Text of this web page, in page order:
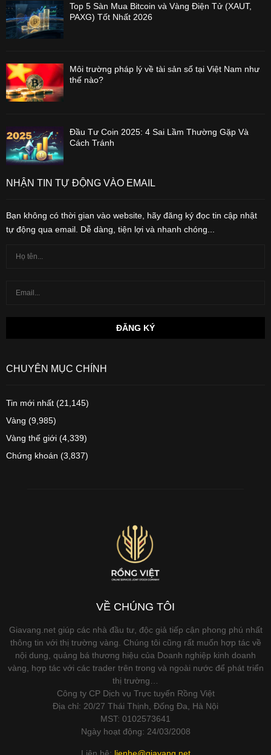
Top 5 Sàn Mua Bitcoin và Vàng Điện Tử (XAUT,
PAXG) Tốt Nhất 2026
Môi trường pháp lý về tài sản số tại Việt Nam như
thế nào?
Đầu Tư Coin 2025: 4 Sai Lầm Thường Gặp Và
Cách Tránh
NHẬN TIN TỰ ĐỘNG VÀO EMAIL
Bạn không có thời gian vào website, hãy đăng ký đọc tin cập nhật
tự động qua email. Dễ dàng, tiện lợi và nhanh chóng...
CHUYÊN MỤC CHÍNH
Tin mới nhất (21,145)
Vàng (9,985)
Vàng thế giới (4,339)
Chứng khoán (3,837)
VỀ CHÚNG TÔI
Giavang.net giúp các nhà đầu tư, độc giả tiếp cận phong phú nhất
thông tin với thị trường vàng. Chúng tôi cũng rất muốn hợp tác về
nội dung, quảng bá thương hiệu của Doanh nghiệp kinh doanh
vàng, hợp tác với các trader trên trong và ngoài nước để phát triển
thị trường…
Công ty CP Dịch vụ Trực tuyến Rồng Việt
Địa chỉ: 20/27 Thái Thịnh, Đống Đa, Hà Nội
MST: 0102573641
Ngày hoạt động: 24/03/2008